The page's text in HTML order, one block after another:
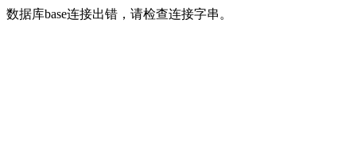
数据库base连接出错，请检查连接字串。